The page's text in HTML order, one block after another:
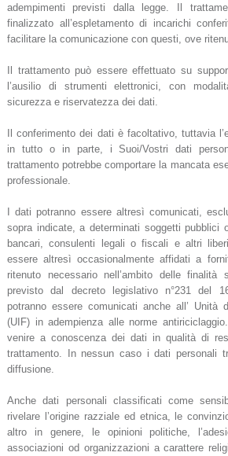
adempimenti previsti dalla legge. Il
finalizzato all’espletamento di incarichi
facilitare la comunicazione con questi, ove
Il trattamento può essere effettuato su
l’ausilio di strumenti elettronici, con
sicurezza e riservatezza dei dati.
Il conferimento dei dati è facoltativo, tuttavia
in tutto o in parte, i Suoi/Vostri dati
trattamento potrebbe comportare la mancata
professionale.
I dati potranno essere altresì comunicati,
sopra indicate, a determinati soggetti pubblici
bancari, consulenti legali o fiscali e altri
essere altresì occasionalmente affidati a
ritenuto necessario nell’ambito delle finalità
previsto dal decreto legislativo n°231 del
potranno essere comunicati anche all’ Unità
(UIF) in adempienza alle norme
venire a conoscenza dei dati in qualità di
trattamento. In nessun caso i dati personali
diffusione.
Anche dati personali classificati come
rivelare l’origine razziale ed etnica, le
altro in genere, le opinioni politiche,
associazioni od organizzazioni a carattere